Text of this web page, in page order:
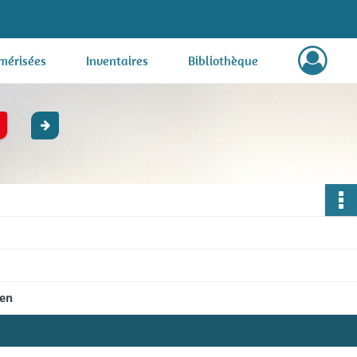
Inventaires Bibliothèque